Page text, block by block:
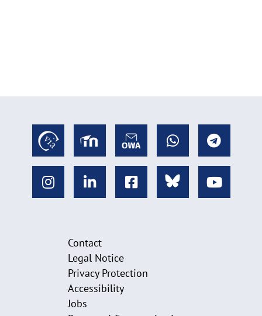
Contact
Legal Notice
Privacy Protection
Accessibility
Jobs